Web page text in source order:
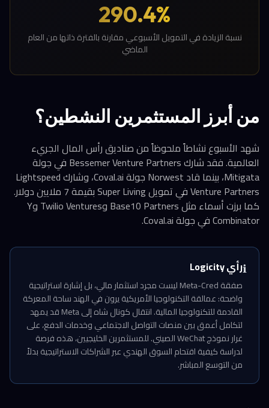
290.4%
نسبة الزيادة في التمويل الأسبوعي مقارنة بالفترة ذاتها من العام
الماضي
من أبرز المستثمرين النشطين؟
شهد الأسبوع نشاطاً ملحوظاً من صناديق رأس المال الجريء
العالمية. فقد شارك Bessemer Venture Partners في جولة
Mitigata، بينما قاد Norwest جولة Coval.ai، وشارك Lightspeed
Venture Partners في تمويل Super Living بقيمة 7 ملايين دولار.
كما برزت أسماء مثل Base10 Partners وTwilio Ventures وY
Combinator في جولة Coval.ai.
ℹ️رأي Logicity
صفقة Meta-Cred ليست مجرد استثمار مالي، بل إشارة استراتيجية
واضحة: عمالقة التكنولوجيا الأمريكية يرون في الهند ساحة المعركة
القادمة للتكنولوجيا المالية. انتقال كونال شاه إلى Meta قد يمهد
لتكامل أعمق بين منصات التواصل الاجتماعي وخدمات الدفع، على
غرار نموذج WeChat الصيني. للمستثمرين الخليجيين، هذه فرصة
لدراسة كيفية اقتحام السوق الهندي عبر الشراكات الاستراتيجية بدلاً
من التوسع المباشر.